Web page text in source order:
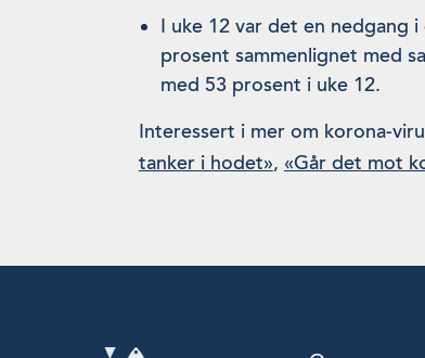
I uke 12 var det en nedgang
prosent sammenlignet med
med 53 prosent i uke 12.
Interessert i mer om korona-
tanker i hodet», «Går det mot